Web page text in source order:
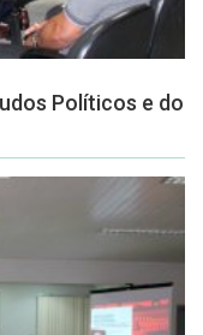
Políticos e do